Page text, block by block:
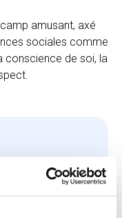
amusant, axé
sociales comme
conscience de soi, la